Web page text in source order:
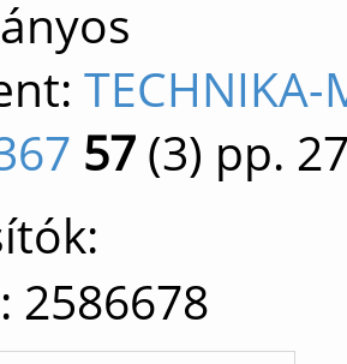
TECHNIKA-
57 (3) pp.
2586678